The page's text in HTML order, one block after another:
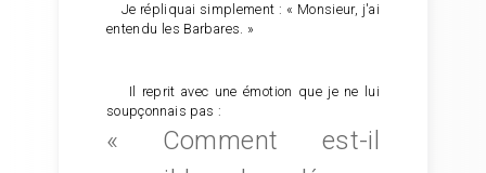
Je répliquai simplement : « Monsieur, j'ai
entendu les Barbares. »
Il reprit avec une émotion que je ne lui
soupçonnais pas :
« Comment est-il